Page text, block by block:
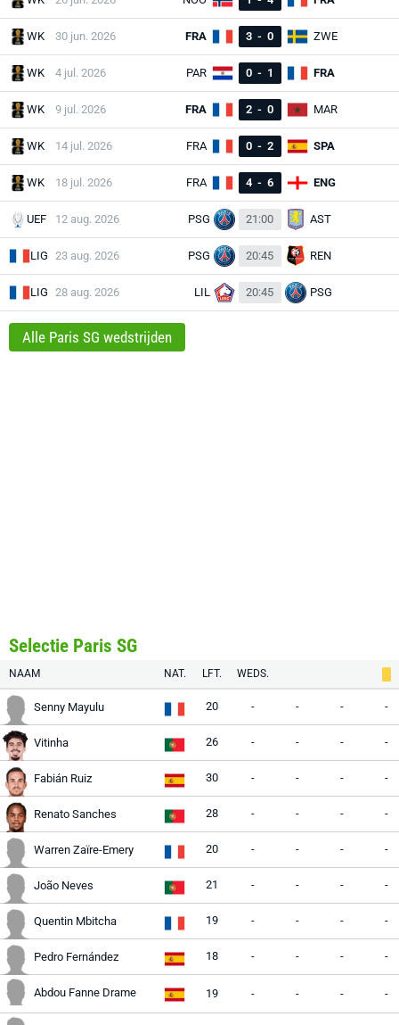
WK 30 jun. 2026 FRA 3 - 0 ZWE
WK 4 jul. 2026 PAR 0 - 1 FRA
WK 9 jul. 2026 FRA 2 - 0 MAR
WK 14 jul. 2026 FRA 0 - 2 SPA
WK 18 jul. 2026 FRA 4 - 6 ENG
UEF 12 aug. 2026 PSG 21:00 AST
LIG 23 aug. 2026 PSG 20:45 REN
LIG 28 aug. 2026 LIL 20:45 PSG
Alle Paris SG wedstrijden
Selectie Paris SG
NAAM NAT. LFT. WEDS.
Senny Mayulu 20 - - - -
Vitinha 26 - - - -
Fabián Ruiz 30 - - - -
Renato Sanches 28 - - - -
Warren Zaïre-Emery 20 - - - -
João Neves 21 - - - -
Quentin Mbitcha 19 - - - -
Pedro Fernández 18 - - - -
Abdou Fanne Drame 19 - - - -